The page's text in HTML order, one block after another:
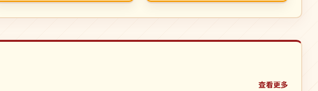
查看更多